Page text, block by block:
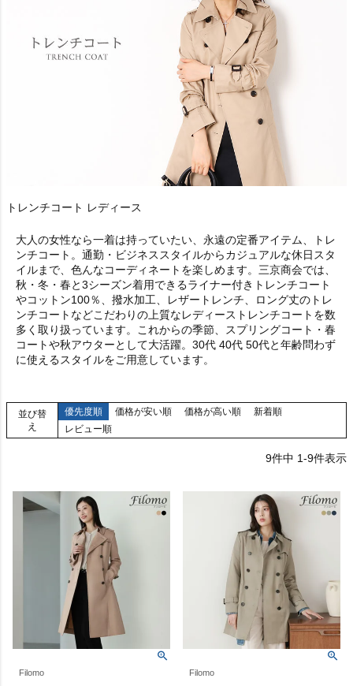
トレンチコート レディース
大人の女性なら一着は持っていたい、永遠の定番アイテム、トレ
ンチコート。通勤・ビジネススタイルからカジュアルな休日スタ
イルまで、色んなコーディネートを楽しめます。三京商会では、
秋・冬・春と3シーズン着用できるライナー付きトレンチコート
やコットン100％、撥水加工、レザートレンチ、ロング丈のトレ
ンチコートなどこだわりの上質なレディーストレンチコートを数
多く取り扱っています。これからの季節、スプリングコート・春
コートや秋アウターとして大活躍。30代 40代 50代と年齢問わず
に使えるスタイルをご用意しています。
並び替
え
優先度順 価格が安い順 価格が高い順
新着順
レビュー順
9件中 1-9件表示
Filomo Filomo